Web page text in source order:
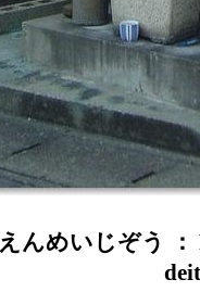
えんめいじぞう